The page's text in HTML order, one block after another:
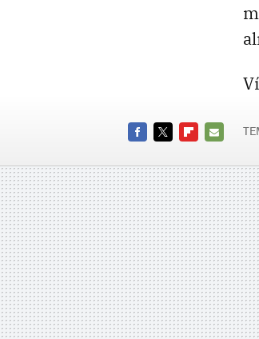
MAIL